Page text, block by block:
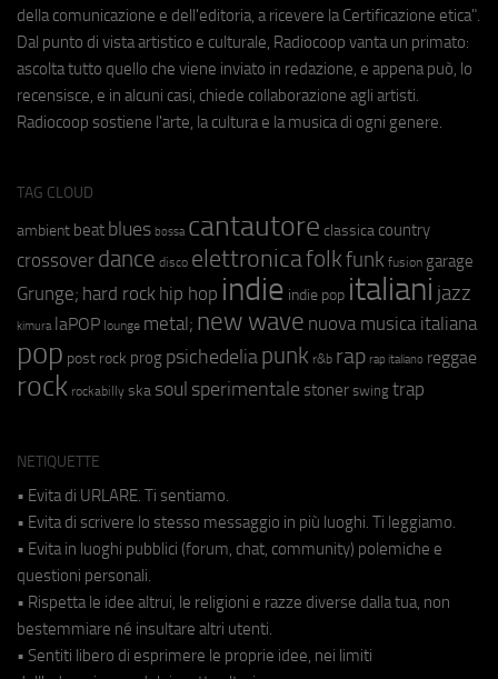
della comunicazione e dell'editoria, a ricevere la Certificazione etica".
Dal punto di vista artistico e culturale, Radiocoop vanta un primato:
ascolta tutto quello che viene inviato in redazione, e appena può, lo
recensisce, e in alcuni casi, chiede collaborazione agli artisti.
Radiocoop sostiene l'arte, la cultura e la musica di ogni genere.
TAG CLOUD
ambient beat blues bossa cantautore classica country
crossover dance disco elettronicafolkfunk fusion garage
Grunge; hard rock hip hop indie indie pop italiani jazz
kimura laPOP lounge metal; new wave nuova musica italiana
pop post rock prog psichedeliapunk r&b rap rap italiano reggae
rock rockabilly ska soul sperimentale stoner swing trap
NETIQUETTE
• Evita di URLARE. Ti sentiamo.
• Evita di scrivere lo stesso messaggio in più luoghi. Ti leggiamo.
• Evita in luoghi pubblici (forum, chat, community) polemiche e
questioni personali.
• Rispetta le idee altrui, le religioni e razze diverse dalla tua, non
bestemmiare né insultare altri utenti.
• Sentiti libero di esprimere le proprie idee, nei limiti